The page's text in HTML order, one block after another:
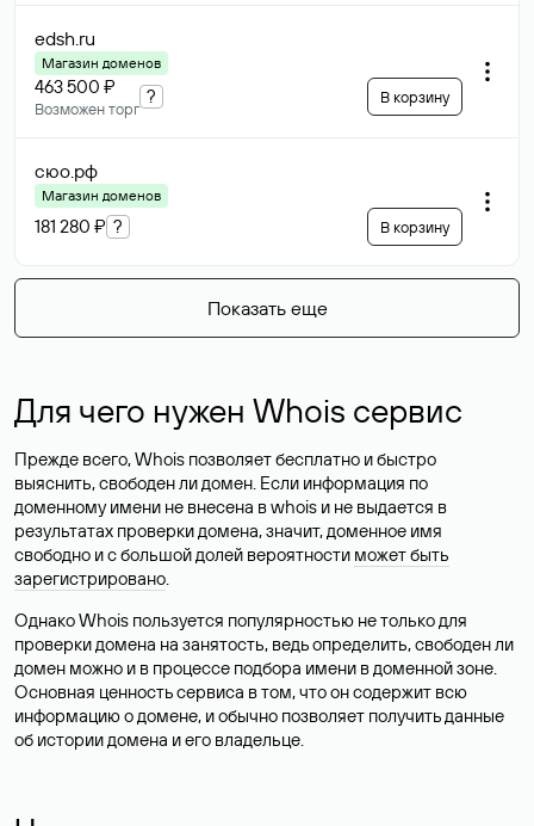
edsh.ru
Магазин доменов
463 500 ₽
Возможен торг
? В корзину
сюо.рф
Магазин доменов
181 280 ₽ ? В корзину
Показать еще
Для чего нужен Whois сервис
Прежде всего, Whois позволяет бесплатно и быстро
выяснить, свободен ли домен. Если информация по
доменному имени не внесена в whois и не выдается в
результатах проверки домена, значит, доменное имя
свободно и с большой долей вероятности может быть
зарегистрировано.
Однако Whois пользуется популярностью не только для
проверки домена на занятость, ведь определить, свободен ли
домен можно и в процессе подбора имени в доменной зоне.
Основная ценность сервиса в том, что он содержит всю
информацию о домене, и обычно позволяет получить данные
об истории домена и его владельце.